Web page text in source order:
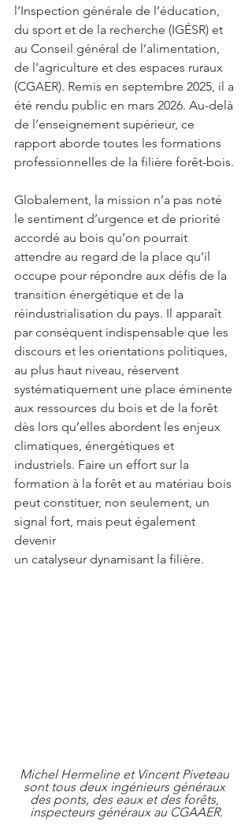
l’Inspection générale de l’éducation,
du sport et de la recherche (IGÉSR) et
au Conseil général de l’alimentation,
de l’agriculture et des espaces ruraux
(CGAER). Remis en septembre 2025, il a
été rendu public en mars 2026. Au-delà
de l’enseignement supérieur, ce
rapport aborde toutes les formations
professionnelles de la filière forêt-bois.
Globalement, la mission n’a pas noté
le sentiment d’urgence et de priorité
accordé au bois qu’on pourrait
attendre au regard de la place qu’il
occupe pour répondre aux défis de la
transition énergétique et de la
réindustrialisation du pays. Il apparaît
par conséquent indispensable que les
discours et les orientations politiques,
au plus haut niveau, réservent
systématiquement une place éminente
aux ressources du bois et de la forêt
dès lors qu’elles abordent les enjeux
climatiques, énergétiques et
industriels. Faire un effort sur la
formation à la forêt et au matériau bois
peut constituer, non seulement, un
signal fort, mais peut également
devenir
un catalyseur dynamisant la filière.
Michel Hermeline et Vincent Piveteau
sont tous deux ingénieurs généraux
des ponts, des eaux et des forêts,
inspecteurs généraux au CGAAER.